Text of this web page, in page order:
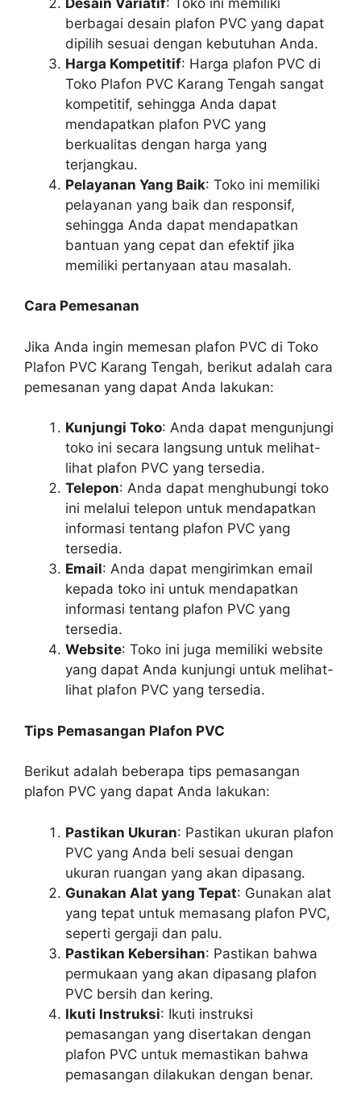
berbagai desain plafon PVC yang dapat
dipilih sesuai dengan kebutuhan Anda.
Harga Kompetitif: Harga plafon PVC di
Toko Plafon PVC Karang Tengah sangat
kompetitif, sehingga Anda dapat
mendapatkan plafon PVC yang
berkualitas dengan harga yang
terjangkau.
Pelayanan Yang Baik: Toko ini memiliki
pelayanan yang baik dan responsif,
sehingga Anda dapat mendapatkan
bantuan yang cepat dan efektif jika
memiliki pertanyaan atau masalah.
Cara Pemesanan
Jika Anda ingin memesan plafon PVC di Toko
Plafon PVC Karang Tengah, berikut adalah cara
pemesanan yang dapat Anda lakukan:
Kunjungi Toko: Anda dapat mengunjungi
toko ini secara langsung untuk melihat-
lihat plafon PVC yang tersedia.
Telepon: Anda dapat menghubungi toko
ini melalui telepon untuk mendapatkan
informasi tentang plafon PVC yang
tersedia.
Email: Anda dapat mengirimkan email
kepada toko ini untuk mendapatkan
informasi tentang plafon PVC yang
tersedia.
Website: Toko ini juga memiliki website
yang dapat Anda kunjungi untuk melihat-
lihat plafon PVC yang tersedia.
Tips Pemasangan Plafon PVC
Berikut adalah beberapa tips pemasangan
plafon PVC yang dapat Anda lakukan:
Pastikan Ukuran: Pastikan ukuran plafon
PVC yang Anda beli sesuai dengan
ukuran ruangan yang akan dipasang.
Gunakan Alat yang Tepat: Gunakan alat
yang tepat untuk memasang plafon PVC,
seperti gergaji dan palu.
Pastikan Kebersihan: Pastikan bahwa
permukaan yang akan dipasang plafon
PVC bersih dan kering.
Ikuti Instruksi: Ikuti instruksi
pemasangan yang disertakan dengan
plafon PVC untuk memastikan bahwa
pemasangan dilakukan dengan benar.